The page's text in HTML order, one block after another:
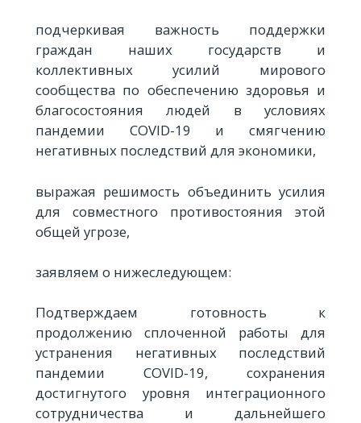
подчеркивая важность поддержки
граждан наших государств и
коллективных усилий мирового
сообщества по обеспечению здоровья и
благосостояния людей в условиях
пандемии COVID-19 и смягчению
негативных последствий для экономики,
выражая решимость объединить усилия
для совместного противостояния этой
общей угрозе,
заявляем о нижеследующем:
Подтверждаем готовность к
продолжению сплоченной работы для
устранения негативных последствий
пандемии COVID-19, сохранения
достигнутого уровня интеграционного
сотрудничества и дальнейшего